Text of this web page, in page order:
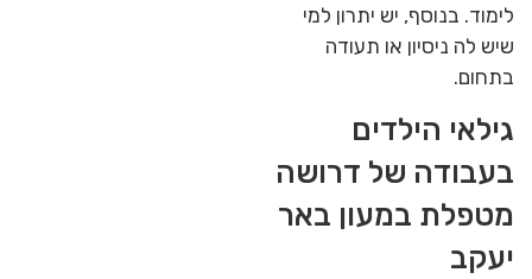
לימוד. בנוסף, יש יתרון למי
שיש לה ניסיון או תעודה
בתחום.
גילאי הילדים
בעבודה של דרושה
מטפלת במעון באר
יעקב